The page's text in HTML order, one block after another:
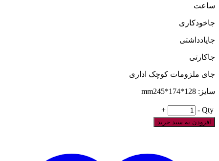
ساعت
جاخودکاری
جایادداشتی
جاکارتی
جای ملزومات کوچک اداری
سایز: 128*174*mm245
Qty
-
+
افزودن به سبد خرید